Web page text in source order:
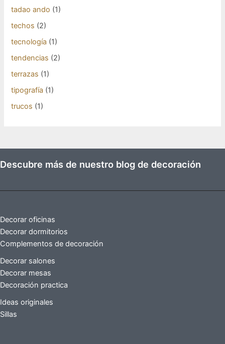
tadao ando (1)
techos (2)
tecnología (1)
tendencias (2)
terrazas (1)
tipografía (1)
trucos (1)
Descubre más de nuestro blog de decoración
Decorar oficinas
Decorar dormitorios
Complementos de decoración
Decorar salones
Decorar mesas
Decoración practica
Ideas originales
Sillas